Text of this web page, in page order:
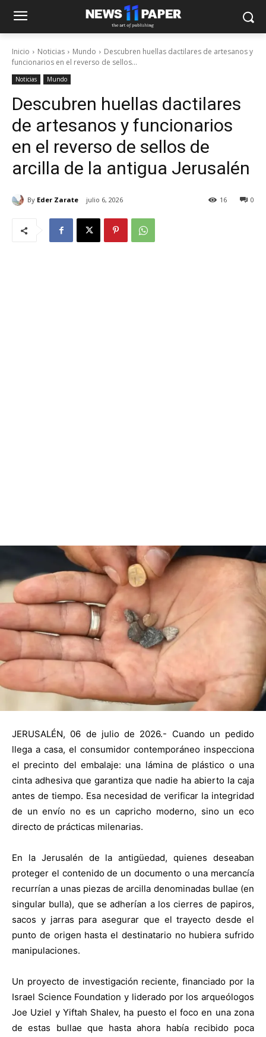
Inicio Noticias Mundo
Descubren huellas dactilares de artesanos y
funcionarios en el reverso de sellos...
Noticias Mundo
Descubren huellas dactilares
de artesanos y funcionarios
en el reverso de sellos de
arcilla de la antigua Jerusalén
By Eder Zarate julio 6, 2026 0
16
JERUSALÉN, 06 de julio de 2026.- Cuando un pedido
llega a casa, el consumidor contemporáneo inspecciona
el precinto del embalaje: una lámina de plástico o una
cinta adhesiva que garantiza que nadie ha abierto la caja
antes de tiempo. Esa necesidad de verificar la integridad
de un envío no es un capricho moderno, sino un eco
directo de prácticas milenarias.
En la Jerusalén de la antigüedad, quienes deseaban
proteger el contenido de un documento o una mercancía
recurrían a unas piezas de arcilla denominadas bullae (en
singular bulla), que se adherían a los cierres de papiros,
sacos y jarras para asegurar que el trayecto desde el
punto de origen hasta el destinatario no hubiera sufrido
manipulaciones.
Un proyecto de investigación reciente, financiado por la
Israel Science Foundation y liderado por los arqueólogos
Joe Uziel y Yiftah Shalev, ha puesto el foco en una zona
de estas bullae que hasta ahora había recibido poca